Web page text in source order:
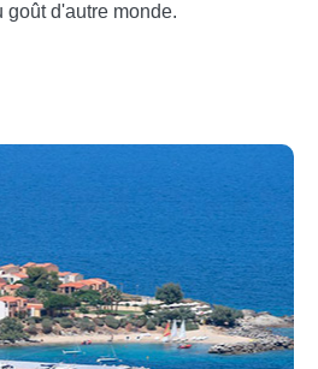
goût d'autre monde.